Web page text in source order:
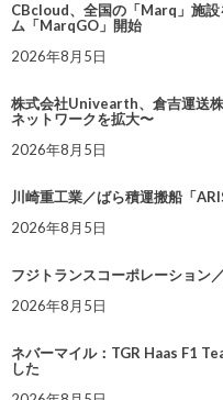
CBcloud、全国の「Marq」施
ム「MarqGO」開始
2026年8月5日
株式会社Univearth、倉吉運送
ネットワークを拡大〜
2026年8月5日
川崎重工業／ばら積運搬船「
2026年8月5日
フジトランスコーポレーション
2026年8月5日
ネバーマイル：TGR Haas F1
した